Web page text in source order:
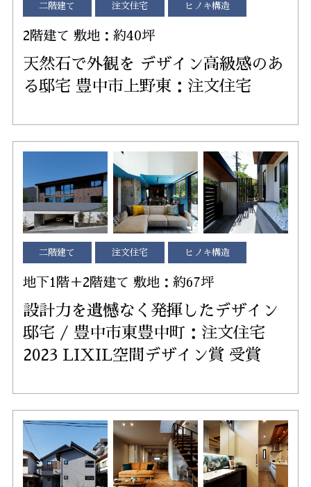
二階建て 注文住宅 ヒノキ構造
2階建て 敷地：約40坪
天然石で外観を デザイン高級感のあ
る邸宅 豊中市上野東：注文住宅
二階建て 注文住宅 ヒノキ構造
地下1階＋2階建て 敷地：約67坪
設計力を遺憾なく発揮したデザイン
邸宅 / 豊中市東豊中町：注文住宅
2023 LIXIL空間デザイン賞 受賞